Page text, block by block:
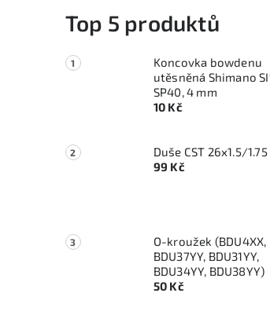
Top 5 produktů
Koncovka bowdenu
utěsněná Shimano
SP40, 4 mm
10 Kč
Duše CST 26x1.5/1.75
99 Kč
O-kroužek (BDU4XX,
BDU37YY, BDU31YY,
BDU34YY, BDU38YY)
50 Kč